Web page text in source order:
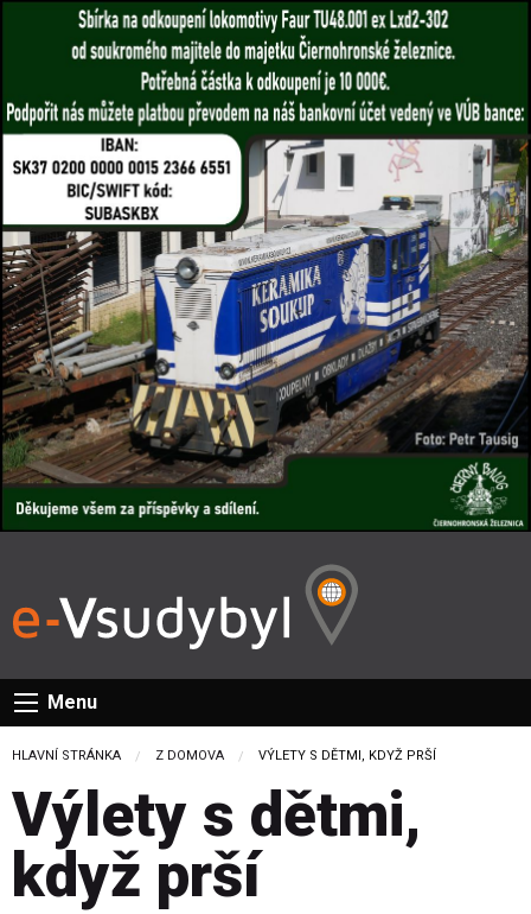
Menu
HLAVNÍ STRÁNKA Z DOMOVA CURRENT:
VÝLETY S DĚTMI, KDYŽ PRŠÍ
Výlety s dětmi,
když prší